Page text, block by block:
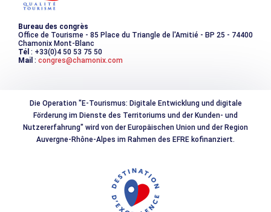
Photothèque
Bureau des congrès
Office de Tourisme - 85 Place du Triangle de l'Amitié - BP 25 - 74400
Chamonix Mont-Blanc
Tél : +33(0)4 50 53 75 50
Mail : congres@chamonix.com
Die Operation "E-Tourismus: Digitale Entwicklung und digitale
Förderung im Dienste des Territoriums und der Kunden- und
Nutzererfahrung" wird von der Europäischen Union und der Region
Auvergne-Rhône-Alpes im Rahmen des EFRE kofinanziert.